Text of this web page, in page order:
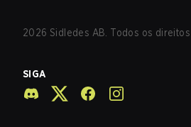
2026 Sidledes AB. Todos os
SIGA